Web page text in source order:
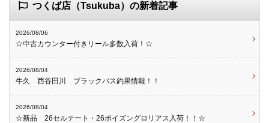
つくば店（Tsukuba）の新着記事
2026/08/06
☆中古カウンター付きリール多数入荷！☆
2026/08/04
牛久 西谷田川 ブラックバス釣果情報！！
2026/08/04
☆新品 26セルテート・26ポイズングロリアス入荷！！☆